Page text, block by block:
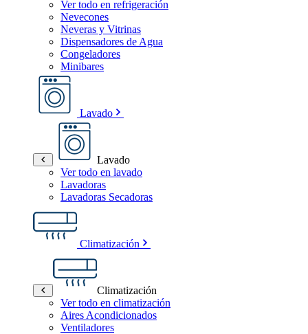
Ver todo en refrigeración
Nevecones
Neveras y Vitrinas
Dispensadores de Agua
Congeladores
Minibares
Lavado
Lavado
Ver todo en lavado
Lavadoras
Lavadoras Secadoras
Climatización
Climatización
Ver todo en climatización
Aires Acondicionados
Ventiladores